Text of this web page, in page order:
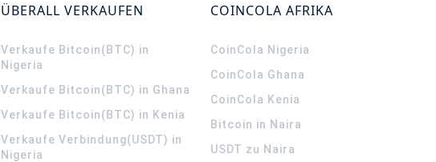
ÜBERALL VERKAUFEN
Verkaufe Bitcoin(BTC) in
Nigeria
Verkaufe Bitcoin(BTC) in Ghana
Verkaufe Bitcoin(BTC) in Kenia
Verkaufe Verbindung(USDT) in
Nigeria
COINCOLA AFRIKA
CoinCola Nigeria
CoinCola Ghana
CoinCola Kenia
Bitcoin in Naira
USDT zu Naira